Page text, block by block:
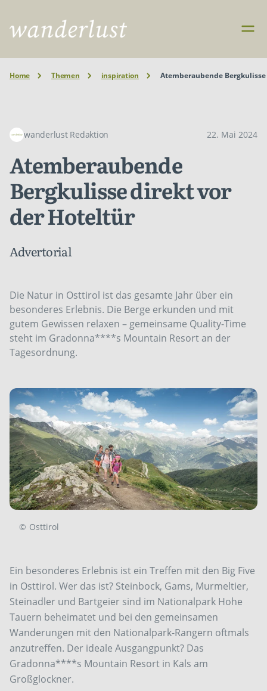
Home Themen inspiration Atemberaubende
wanderlust Redaktion 22. Mai 2024
Atemberaubende
Bergkulisse direkt vor
der Hoteltür
Advertorial
Die Natur in Osttirol ist das gesamte Jahr über ein
besonderes Erlebnis. Die Berge erkunden und mit
gutem Gewissen relaxen – gemeinsame Quality-Time
steht im Gradonna****s Mountain Resort an der
Tagesordnung.
© Osttirol
Ein besonderes Erlebnis ist ein Treffen mit den Big Five
in Osttirol. Wer das ist? Steinbock, Gams, Murmeltier,
Steinadler und Bartgeier sind im Nationalpark Hohe
Tauern beheimatet und bei den gemeinsamen
Wanderungen mit den Nationalpark-Rangern oftmals
anzutreffen. Der ideale Ausgangpunkt? Das
Gradonna****s Mountain Resort in Kals am
Großglockner.